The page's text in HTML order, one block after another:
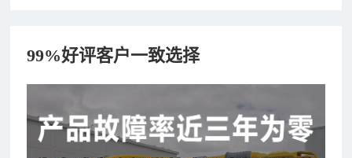
99%好评客户一致选择
156xxxx3534 郭先生 咨询了报价 7分钟前
192xxxx2920 周先生 咨询了报价 10分钟前